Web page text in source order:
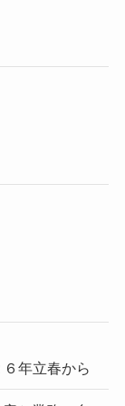
年立春から